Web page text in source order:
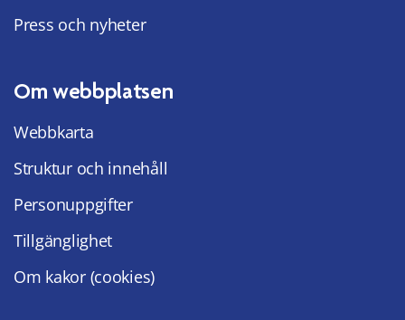
Press och nyheter
Om webbplatsen
Webbkarta
Struktur och innehåll
Personuppgifter
Tillgänglighet
Om kakor (cookies)